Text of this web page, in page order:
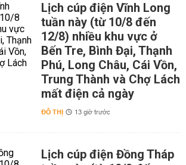
Lịch cúp điện Vĩnh Long
tuần này (từ 10/8 đến
12/8) nhiều khu vực ở
Bến Tre, Bình Đại, Thạnh
Phú, Long Châu, Cái Vồn,
Trung Thành và Chợ Lách
mất điện cả ngày
ĐÔ THỊ 13 giờ trước
Lịch cúp điện Đồng Tháp